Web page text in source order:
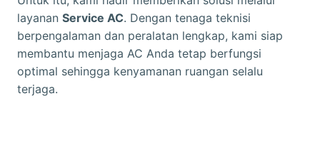
layanan Service AC. Dengan tenaga teknisi
berpengalaman dan peralatan lengkap, kami siap
membantu menjaga AC Anda tetap berfungsi
optimal sehingga kenyamanan ruangan selalu
terjaga.